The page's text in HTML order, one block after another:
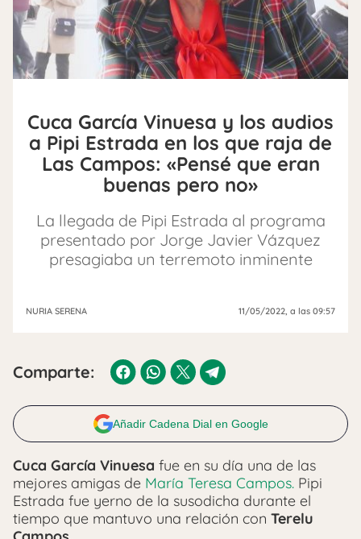
Cuca García Vinuesa y los audios
a Pipi Estrada en los que raja de
Las Campos: «Pensé que eran
buenas pero no»
La llegada de Pipi Estrada al programa
presentado por Jorge Javier Vázquez
presagiaba un terremoto inminente
NURIA SERENA 11/05/2022 , a las 09:57
Comparte:
Añadir Cadena Dial en Google
Cuca García Vinuesa fue en su día una de las
mejores amigas de María Teresa Campos. Pipi
Estrada fue yerno de la susodicha durante el
tiempo que mantuvo una relación con Terelu